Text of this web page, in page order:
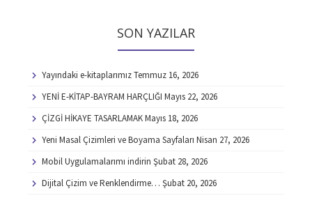
SON YAZILAR
Yayındaki e-kitaplarımızTemmuz 16, 2026
YENİ E-KİTAP-BAYRAM HARÇLIĞI Mayıs 22, 2026
ÇİZGİ HİKAYE TASARLAMAKMayıs 18, 2026
Yeni Masal Çizimleri ve Boyama Sayfaları Nisan 27, 2026
Mobil Uygulamalarımı indirin Şubat 28, 2026
Dijital Çizim ve Renklendirme… Şubat 20, 2026